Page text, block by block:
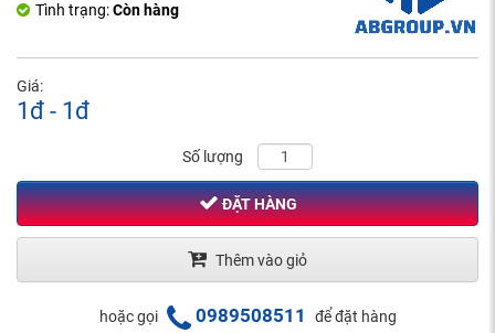
Tình trạng:Còn hàng
Giá:
1đ - 1đ
Số lượng
ĐẶT HÀNG
Thêm vào giỏ
hoặc gọi 0989508511 để đặt hàng